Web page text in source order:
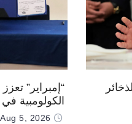
“إمبراير”
الكولومبية
بالوقود جوًا
Aug 5, 2026